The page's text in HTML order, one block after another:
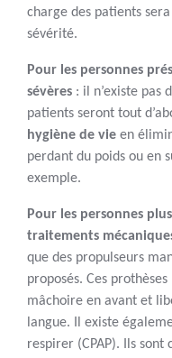
charge des patients
sévérité.
Pour les personnes
sévères : il n’existe pas
patients seront tout
hygiène de vie en
perdant du poids ou en
exemple.
Pour les personnes
traitements
que des propulseurs
proposés. Ces
mâchoire en avant et
langue. Il existe
respirer (CPAP). Ils sont